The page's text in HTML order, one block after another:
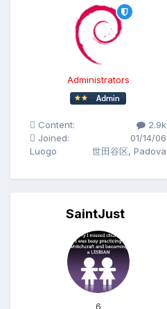
Administrators
Content:
2.9k
Joined:
01/14/06
Luogo
世田谷区, Padova
SaintJust
6